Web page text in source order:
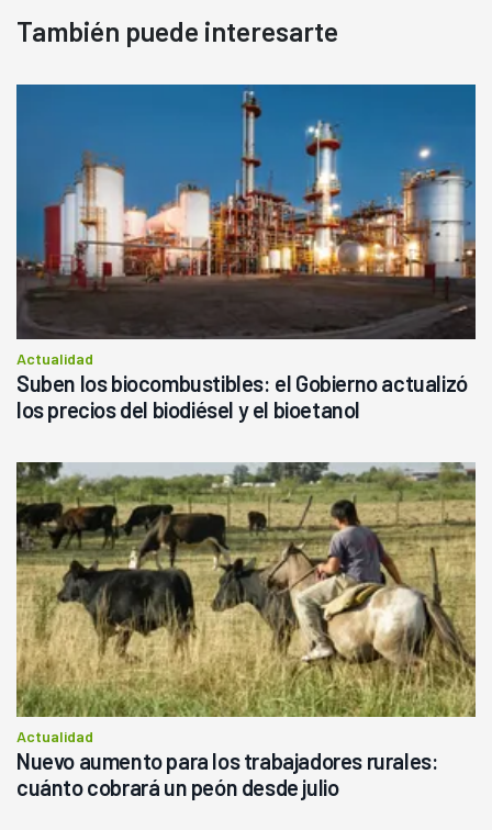
También puede interesarte
Actualidad
Suben los biocombustibles: el Gobierno actualizó
los precios del biodiésel y el bioetanol
Actualidad
Nuevo aumento para los trabajadores rurales:
cuánto cobrará un peón desde julio